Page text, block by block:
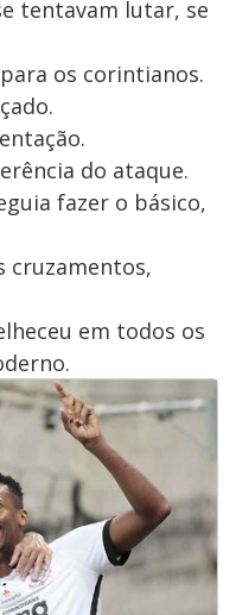
tentavam lutar, se
os corintianos.
do ataque.
fazer o básico,
cruzamentos,
em todos os